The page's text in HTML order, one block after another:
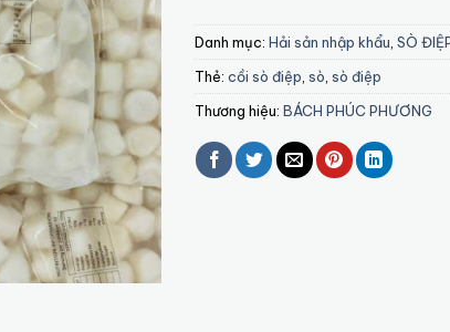
Danh mục: Hải sản nhập khẩu SÒ
Thẻ: cồi sò điệp sò sò điệp
Thương hiệu: BÁCH PHÚC PHƯƠNG